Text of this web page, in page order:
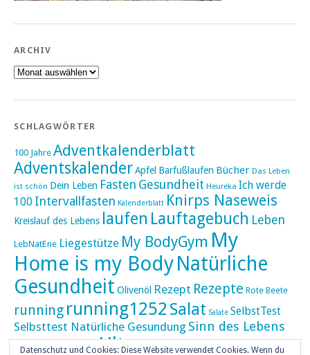
ARCHIV
Archiv
SCHLAGWÖRTER
100 Jahre Adventkalenderblatt
AdventskalenderApfel Barfußlaufen Bücher Das Leben
ist schön Dein Leben Fasten Gesundheit Heureka Ich werde
100 Intervallfasten Kalenderblatt Knirps Naseweis
Kreislauf des Lebens laufen Lauftagebuch Leben
LebNatEne Liegestütze My BodyGym My
Home is my BodyNatürliche
Gesundheit Olivenöl Rezept Rezepte Rote Beete
running running1252 Salat Salate SelbstTest
Selbsttest Natürliche Gesundung Sinn des Lebens
Skaten Tageskalender UltraUltramarathon
Datenschutz und Cookies: Diese Website verwendet Cookies. Wenn du